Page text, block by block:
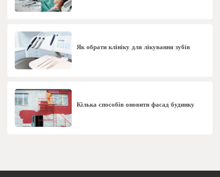
Як обрати клініку для лікування зубів
Кілька способів оновити фасад будинку